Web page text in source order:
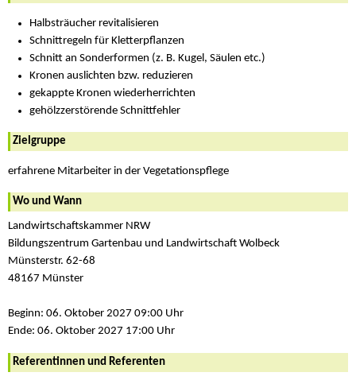
Halbsträucher revitalisieren
Schnittregeln für Kletterpflanzen
Schnitt an Sonderformen (z. B. Kugel, Säulen etc.)
Kronen auslichten bzw. reduzieren
gekappte Kronen wiederherrichten
gehölzzerstörende Schnittfehler
Zielgruppe
erfahrene Mitarbeiter in der Vegetationspflege
Wo und Wann
Landwirtschaftskammer NRW
Bildungszentrum Gartenbau und Landwirtschaft Wolbeck
Münsterstr. 62-68
48167 Münster
Beginn: 06. Oktober 2027 09:00 Uhr
Ende: 06. Oktober 2027 17:00 Uhr
Referentinnen und Referenten